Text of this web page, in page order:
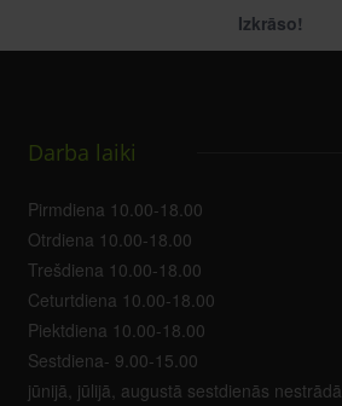
Izkrāso!
Darba laiki
Pirmdiena 10.00-18.00
Otrdiena 10.00-18.00
Trešdiena 10.00-18.00
Ceturtdiena 10.00-18.00
Piektdiena 10.00-18.00
Sestdiena- 9.00-15.00
jūnijā, jūlijā, augustā sestdienās nestrādā